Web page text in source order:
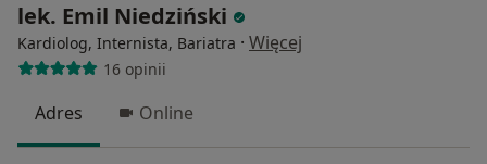
lek. Emil Niedziński
Kardiolog, Internista, Bariatra · Więcej
16 opinii
Adres Online